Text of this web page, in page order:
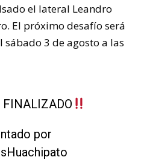
el lateral Leandro
El próximo desafío será
sábado 3 de agosto a las
FINALIZADO
por